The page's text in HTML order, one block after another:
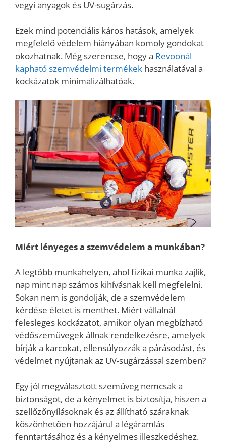
vegyi anyagok és UV-sugárzás.
Ezek mind potenciális káros hatások, amelyek
megfelelő védelem hiányában komoly gondokat
okozhatnak. Még szerencse, hogy a Revoonál
kapható szemvédelmi termékek használatával a
kockázatok minimalizálhatóak.
Miért lényeges a szemvédelem a munkában?
A legtöbb munkahelyen, ahol fizikai munka zajlik,
nap mint nap számos kihívásnak kell megfelelni.
Sokan nem is gondolják, de a szemvédelem
kérdése életet is menthet. Miért vállalnál
felesleges kockázatot, amikor olyan megbízható
védőszemüvegek állnak rendelkezésre, amelyek
bírják a karcokat, ellensúlyozzák a párásodást, és
védelmet nyújtanak az UV-sugárzással szemben?
Egy jól megválasztott szemüveg nemcsak a
biztonságot, de a kényelmet is biztosítja, hiszen a
szellőzőnyílásoknak és az állítható száraknak
köszönhetően hozzájárul a légáramlás
fenntartásához és a kényelmes illeszkedéshez.